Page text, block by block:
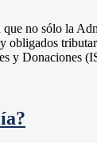
no sólo la
y Donaciones